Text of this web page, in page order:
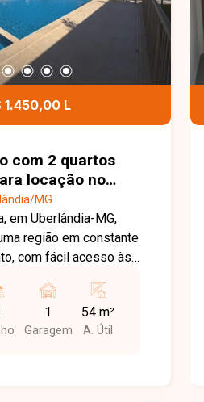
1.450,00 L
com 2 quartos
locação no
em Uberlândia-
MG
em Uberlândia-MG,
região em constante
com fácil acesso às
escolas,
comércios,
praticidade e qualidade
1
Garagem
54 m²
A. Útil